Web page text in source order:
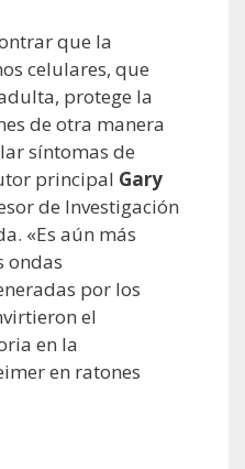
que la
celulares, que
protege la
de otra manera
síntomas de
principal Gary
de Investigación
«Es aún más
ondas
por los
el
en la
en ratones